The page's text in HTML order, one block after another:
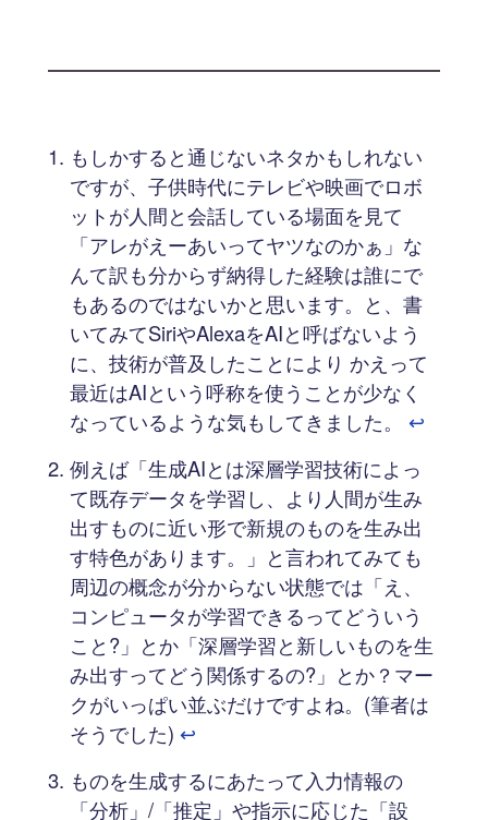
もしかすると通じないネタかもしれない
ですが、子供時代にテレビや映画でロボ
ットが人間と会話している場面を見て
「アレがえーあいってヤツなのかぁ」な
んて訳も分からず納得した経験は誰にで
もあるのではないかと思います。と、書
いてみてSiriやAlexaをAIと呼ばないよう
に、技術が普及したことにより かえって
最近はAIという呼称を使うことが少なく
なっているような気もしてきました。 ↩︎
例えば「生成AIとは深層学習技術によっ
て既存データを学習し、より人間が生み
出すものに近い形で新規のものを生み出
す特色があります。」と言われてみても
周辺の概念が分からない状態では「え、
コンピュータが学習できるってどういう
こと?」とか「深層学習と新しいものを生
み出すってどう関係するの?」とか？マー
クがいっぱい並ぶだけですよね。(筆者は
そうでした) ↩︎
ものを生成するにあたって入力情報の
「分析」/「推定」や指示に応じた「設